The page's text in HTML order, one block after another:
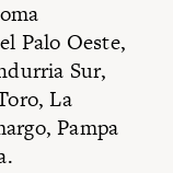
Palo Oeste,
Sur,
La
Pampa